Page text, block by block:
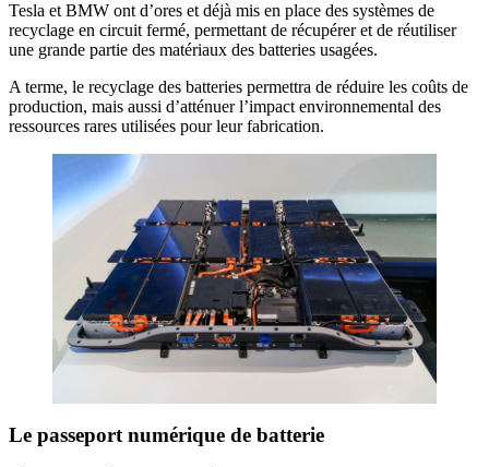
Tesla et BMW ont d’ores et déjà mis en place des systèmes de
recyclage en circuit fermé, permettant de récupérer et de réutiliser
une grande partie des matériaux des batteries usagées.
A terme, le recyclage des batteries permettra de réduire les coûts de
production, mais aussi d’atténuer l’impact environnemental des
ressources rares utilisées pour leur fabrication.
Le passeport numérique de batterie